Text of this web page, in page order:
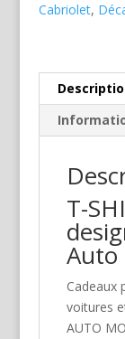
Cabriolet,
T-
Auto
Cadeaux
voitures
AUTO